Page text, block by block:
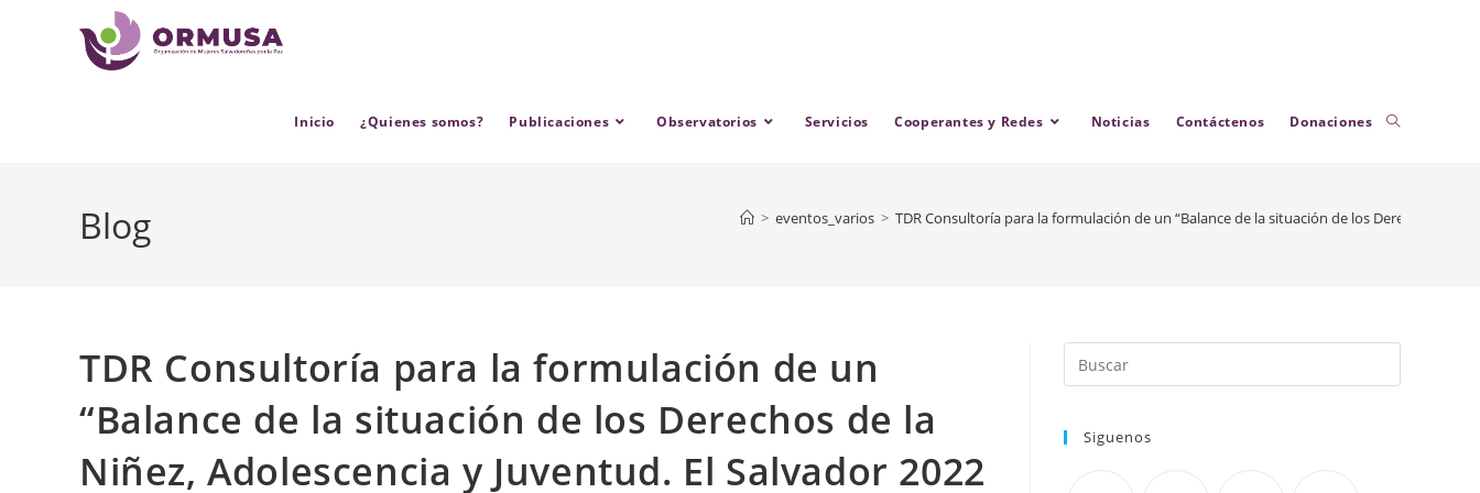
Inicio ¿Quienes somos? Publicaciones Observatorios Servicios Cooperantes y Redes Noticias Contáctenos Donaciones
Blog > eventos_varios > TDR Consultoría para la formulación de un “Balance de la situación de los Derechos de
TDR Consultoría para la formulación de un
“Balance de la situación de los Derechos de la
Niñez, Adolescencia y Juventud. El Salvador 2022
Siguenos